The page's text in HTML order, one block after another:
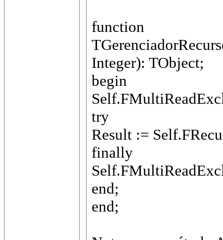
function
Integer): TObject;
begin
try
Result :=
finally
end;
end;